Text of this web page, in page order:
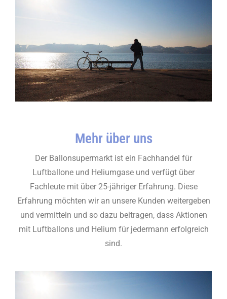
Mehr über uns
Der Ballonsupermarkt ist ein Fachhandel für
Luftballone und Heliumgase und verfügt über
Fachleute mit über 25-jähriger Erfahrung. Diese
Erfahrung möchten wir an unsere Kunden weitergeben
und vermitteln und so dazu beitragen, dass Aktionen
mit Luftballons und Helium für jedermann erfolgreich
sind.